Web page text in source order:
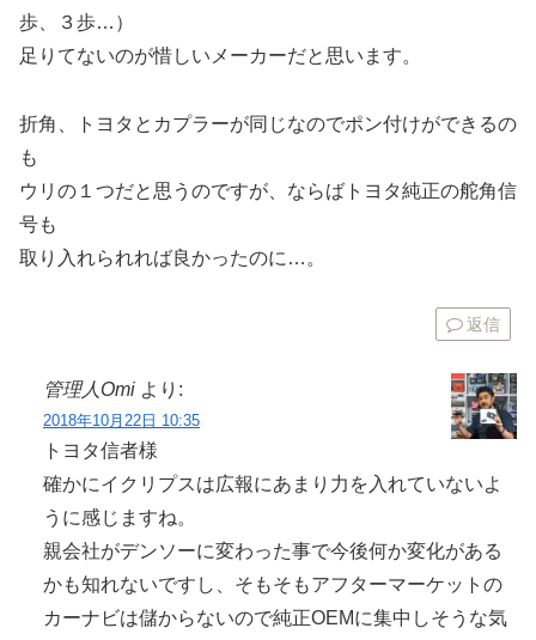
歩、３歩…）
足りてないのが惜しいメーカーだと思います。
折角、トヨタとカプラーが同じなのでポン付けができるの
も
ウリの１つだと思うのですが、ならばトヨタ純正の舵角信
号も
取り入れられれば良かったのに…。
返信
管理人Omi より:
2018年10月22日 10:35
トヨタ信者様
確かにイクリプスは広報にあまり力を入れていないよ
うに感じますね。
親会社がデンソーに変わった事で今後何か変化がある
かも知れないですし、そもそもアフターマーケットの
カーナビは儲からないので純正OEMに集中しそうな気